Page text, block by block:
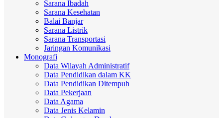
Sarana Ibadah
Sarana Kesehatan
Balai Banjar
Sarana Listrik
Sarana Transportasi
Jaringan Komunikasi
Monografi
Data Wilayah Administratif
Data Pendidikan dalam KK
Data Pendidikan Ditempuh
Data Pekerjaan
Data Agama
Data Jenis Kelamin